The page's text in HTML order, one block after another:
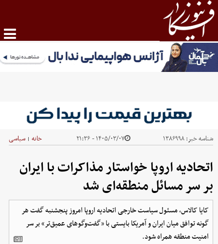
شناسه خبر:۱۳۸۶۹۹۸ ۱۴۰۵/۰۳/۰۷ - ۲۱:۳۶ خانه | سیاسی
اتحادیه اروپا خواستار مذاکرات با ایران
بر سر مسائل منطقه‌ای شد
کایا کالاس، مسئول سیاست خارجی اتحادیه اروپا امروز پنجشنبه گفت هر
گونه توافق میان ایران و آمریکا بایستی با «گفت‌وگوهای عمیق‌تر» بر سر
امنیت منطقه همراه شود.